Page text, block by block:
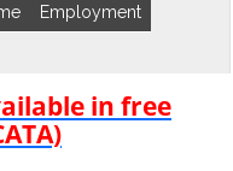
Nicola Arcella
Pietro in
Employment
in free